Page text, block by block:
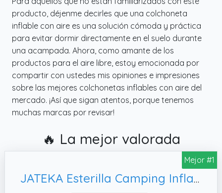
producto, déjenme decirles que una colchoneta
inflable con aire es una solución cómoda y práctica
para evitar dormir directamente en el suelo durante
una acampada. Ahora, como amante de los
productos para el aire libre, estoy emocionada por
compartir con ustedes mis opiniones e impresiones
sobre las mejores colchonetas inflables con aire del
mercado. ¡Así que sigan atentos, porque tenemos
muchas marcas por revisar!
🔥 La mejor valorada
Mejor #1
JATEKA Esterilla Camping Inflable, Colchón de Aire Ultraligero y Compacto para Camp Viaje Playa